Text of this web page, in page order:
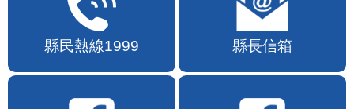
縣民熱線1999 縣長信箱